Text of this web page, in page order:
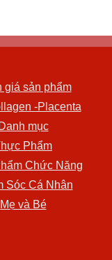
giá sản phẩm
-Placenta
Danh mục
Phẩm
Chức Năng
Sóc Cá Nhân
Mẹ và Bé